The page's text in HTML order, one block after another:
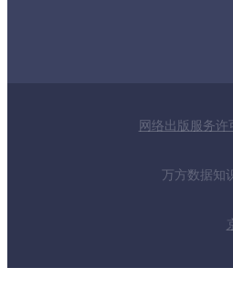
网络出版服务
万方数据知